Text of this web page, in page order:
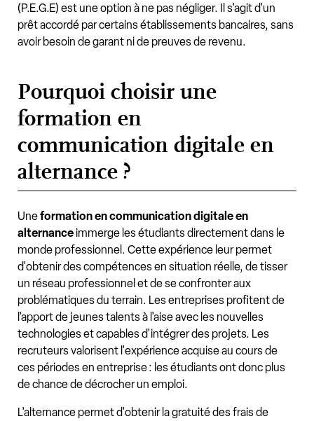
(P.E.G.E) est une option à ne pas négliger. Il s'agit d'un
prêt accordé par certains établissements bancaires, sans
avoir besoin de garant ni de preuves de revenu.
Pourquoi choisir une
formation en
communication digitale en
alternance ?
Uneformation en communication digitale en
alternance immerge les étudiants directement dans le
monde professionnel. Cette expérience leur permet
d'obtenir des compétences en situation réelle, de tisser
un réseau professionnel et de se confronter aux
problématiques du terrain. Les entreprises profitent de
l'apport de jeunes talents à l'aise avec les nouvelles
technologies et capables d'intégrer des projets. Les
recruteurs valorisent l'expérience acquise au cours de
ces périodes en entreprise : les étudiants ont donc plus
de chance de décrocher un emploi.
L'alternance permet d'obtenir la gratuité des frais de